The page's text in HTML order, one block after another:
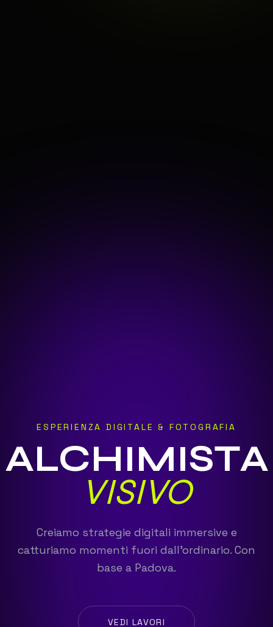
ESPERIENZA DIGITALE & FOTOGRAFIA
ALCHIMISTA
VISIVO
Creiamo strategie digitali immersive e
catturiamo momenti fuori dall'ordinario. Con
base a Padova.
VEDI LAVORI